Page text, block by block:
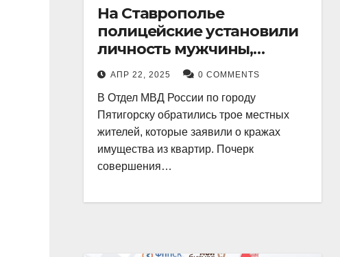
На Ставрополье
полицейские установили
личность мужчины,
причастного к кражам
имущества из квартир в
Пятигорске
АПР 22, 2025 0 COMMENTS
В Отдел МВД России по городу
Пятигорску обратились трое местных
жителей, которые заявили о кражах
имущества из квартир. Почерк
совершения…